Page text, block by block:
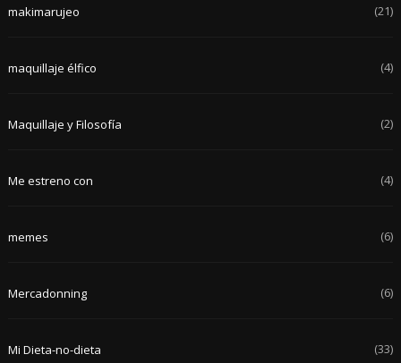
makimarujeo (21)
maquillaje élfico (4)
Maquillaje y Filosofía (2)
Me estreno con (4)
memes (6)
Mercadonning (6)
Mi Dieta-no-dieta (33)